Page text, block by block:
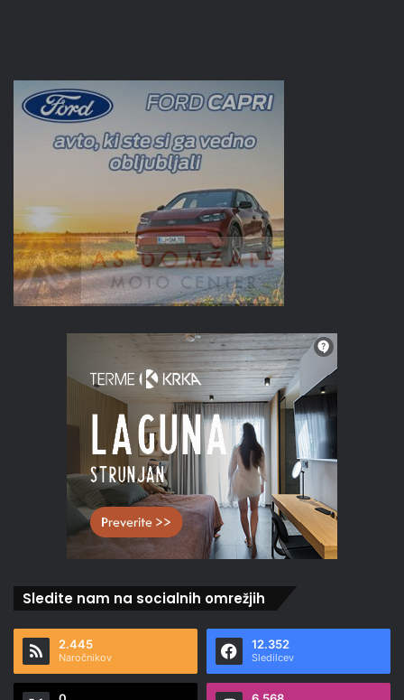
Sledite nam na socialnih omrežjih
2.445
Naročnikov
12.352
Sledilcev